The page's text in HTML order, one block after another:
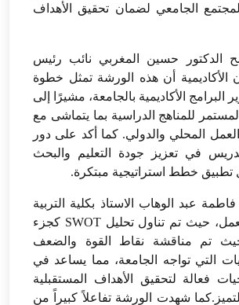
الجامعي لضمان تحقيق الأهداف
الدكتور حسين المغربي نائب رئيس
الأكاديمية أن هذه الورشة تمثل خطوة
الأكاديمية بالجامعة، مشيرًا إلى
للمناهج الدراسية بما يتماشى مع
المحلي والدولي. كما أكد على دور
في تعزيز جودة التعليم والبحث
تطبيق خطط استراتيجية مبتكرة.
عبد الوهاب الاستاذ بكلية التربية
بتقديم ورشة العمل، حيث تم تناول تحليل SWOT كجزء
تم مناقشة نقاط القوة والضعف
التي تواجه الجامعة، مما يساعد في
فعالة لتحقيق الأهداف المستقبلية
شهدت الورشة تفاعلاً كبيراً من